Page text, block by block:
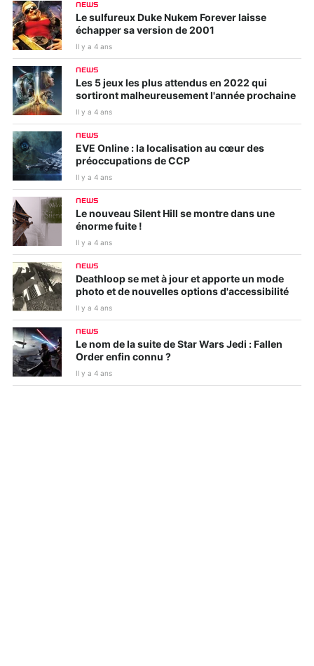
NEWS
Le sulfureux Duke Nukem Forever laisse
échapper sa version de 2001
Il y a 4 ans
NEWS
Les 5 jeux les plus attendus en 2022 qui
sortiront malheureusement l'année prochaine
Il y a 4 ans
NEWS
EVE Online : la localisation au cœur des
préoccupations de CCP
Il y a 4 ans
NEWS
Le nouveau Silent Hill se montre dans une
énorme fuite !
Il y a 4 ans
NEWS
Deathloop se met à jour et apporte un mode
photo et de nouvelles options d'accessibilité
Il y a 4 ans
NEWS
Le nom de la suite de Star Wars Jedi : Fallen
Order enfin connu ?
Il y a 4 ans